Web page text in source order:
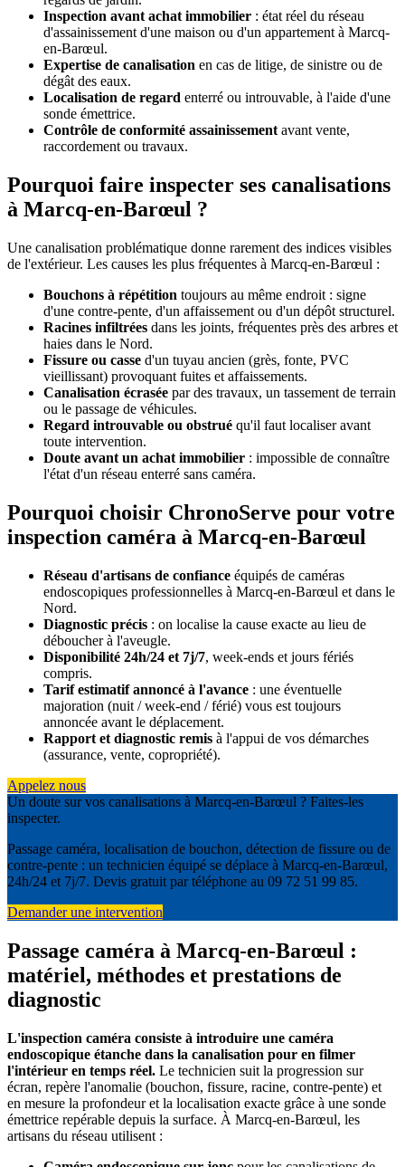
Inspection avant achat immobilier : état réel du réseau
d'assainissement d'une maison ou d'un appartement à Marcq-
en-Barœul.
Expertise de canalisation en cas de litige, de sinistre ou de
dégât des eaux.
Localisation de regard enterré ou introuvable, à l'aide d'une
sonde émettrice.
Contrôle de conformité assainissement avant vente,
raccordement ou travaux.
Pourquoi faire inspecter ses canalisations
à Marcq-en-Barœul ?
Une canalisation problématique donne rarement des indices visibles
de l'extérieur. Les causes les plus fréquentes à Marcq-en-Barœul :
Bouchons à répétition toujours au même endroit : signe
d'une contre-pente, d'un affaissement ou d'un dépôt structurel.
Racines infiltrées dans les joints, fréquentes près des arbres et
haies dans le Nord.
Fissure ou casse d'un tuyau ancien (grès, fonte, PVC
vieillissant) provoquant fuites et affaissements.
Canalisation écrasée par des travaux, un tassement de terrain
ou le passage de véhicules.
Regard introuvable ou obstrué qu'il faut localiser avant
toute intervention.
Doute avant un achat immobilier : impossible de connaître
l'état d'un réseau enterré sans caméra.
Pourquoi choisir ChronoServe pour votre
inspection caméra à Marcq-en-Barœul
Réseau d'artisans de confiance équipés de caméras
endoscopiques professionnelles à Marcq-en-Barœul et dans le
Nord.
Diagnostic précis : on localise la cause exacte au lieu de
déboucher à l'aveugle.
Disponibilité 24h/24 et 7j/7, week-ends et jours fériés
compris.
Tarif estimatif annoncé à l'avance : une éventuelle
majoration (nuit / week-end / férié) vous est toujours
annoncée avant le déplacement.
Rapport et diagnostic remis à l'appui de vos démarches
(assurance, vente, copropriété).
Appelez nous
Un doute sur vos canalisations à Marcq-en-Barœul ? Faites-les
inspecter.
Passage caméra, localisation de bouchon, détection de fissure ou de
contre-pente : un technicien équipé se déplace à Marcq-en-Barœul,
24h/24 et 7j/7. Devis gratuit par téléphone au 09 72 51 99 85.
Demander une intervention
Passage caméra à Marcq-en-Barœul :
matériel, méthodes et prestations de
diagnostic
L'inspection caméra consiste à introduire une caméra
endoscopique étanche dans la canalisation pour en filmer
l'intérieur en temps réel. Le technicien suit la progression sur
écran, repère l'anomalie (bouchon, fissure, racine, contre-pente) et
en mesure la profondeur et la localisation exacte grâce à une sonde
émettrice repérable depuis la surface. À Marcq-en-Barœul, les
artisans du réseau utilisent :